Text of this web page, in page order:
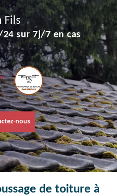
Fils
sur 7j/7 en cas
nous
de toiture à